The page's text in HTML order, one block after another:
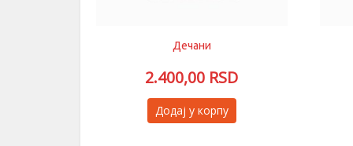
Дечани
2.400,00 RSD
Додај у корпу
Овај
производ